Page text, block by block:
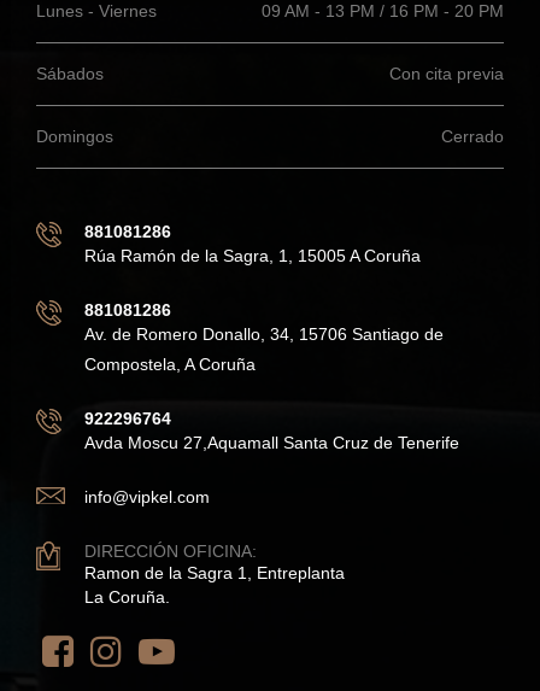
Lunes - Viernes 09 AM - 13 PM / 16 PM - 20 PM
Sábados Con cita previa
Domingos Cerrado
881081286
Rúa Ramón de la Sagra, 1, 15005 A Coruña
881081286
Av. de Romero Donallo, 34, 15706 Santiago de
Compostela, A Coruña
922296764
Avda Moscu 27,Aquamall Santa Cruz de Tenerife
info@vipkel.com
DIRECCIÓN OFICINA:
Ramon de la Sagra 1, Entreplanta
La Coruña.